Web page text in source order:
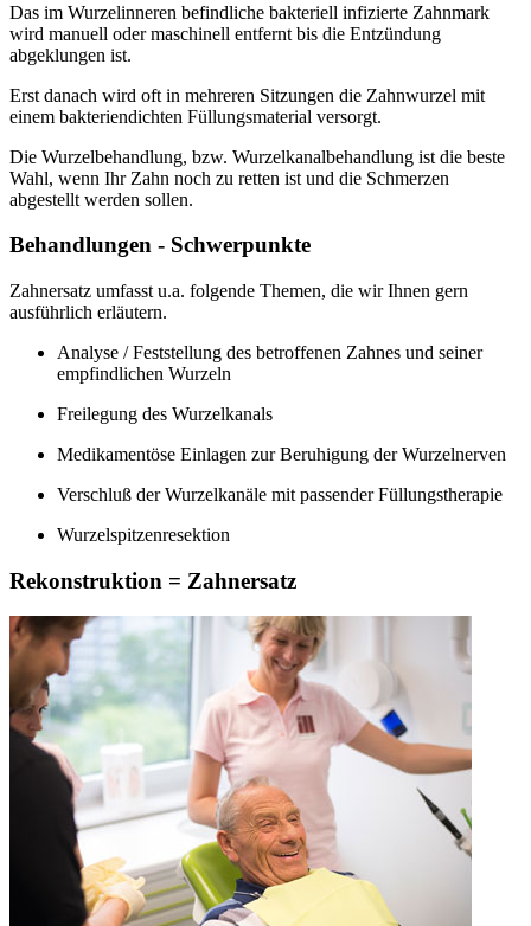
Das im Wurzelinneren befindliche bakteriell infizierte Zahnmark
wird manuell oder maschinell entfernt bis die Entzündung
abgeklungen ist.
Erst danach wird oft in mehreren Sitzungen die Zahnwurzel mit
einem bakteriendichten Füllungsmaterial versorgt.
Die Wurzelbehandlung, bzw. Wurzelkanalbehandlung ist die beste
Wahl, wenn Ihr Zahn noch zu retten ist und die Schmerzen
abgestellt werden sollen.
Behandlungen - Schwerpunkte
Zahnersatz umfasst u.a. folgende Themen, die wir Ihnen gern
ausführlich erläutern.
Analyse / Feststellung des betroffenen Zahnes und seiner
empfindlichen Wurzeln
Freilegung des Wurzelkanals
Medikamentöse Einlagen zur Beruhigung der Wurzelnerven
Verschluß der Wurzelkanäle mit passender Füllungstherapie
Wurzelspitzenresektion
Rekonstruktion = Zahnersatz